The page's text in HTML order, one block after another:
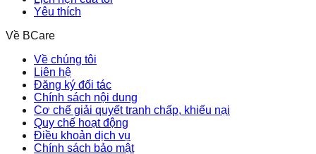
Yêu thích
Về BCare
Về chúng tôi
Liên hệ
Đăng ký đối tác
Chính sách nội dung
Cơ chế giải quyết tranh chấp, khiếu nại
Quy chế hoạt động
Điều khoản dịch vụ
Chính sách bảo mật